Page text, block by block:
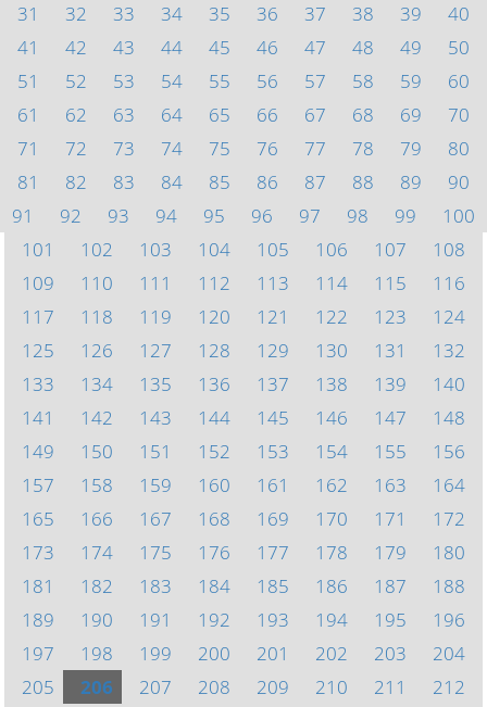
31
32 33 34 35 36 37 38 39
40
41
42 43 44 45 46 47 48 49
50
51
52 53 54 55 56 57 58 59
60
61
62 63 64 65 66 67 68 69
70
71
72 73 74 75 76 77 78 79
80
81
82 83 84 85 86 87 88 89
90
91
92 93 94 95 96 97 98 99
100
101
102 103 104 105 106 107
108
109
110 111 112 113 114 115
116
117
118 119 120 121 122 123
124
125
126 127 128 129 130 131
132
133
134 135 136 137 138 139
140
141
142 143 144 145 146 147
148
149
150 151 152 153 154 155
156
157
158 159 160 161 162 163
164
165
166 167 168 169 170 171
172
173
174 175 176 177 178 179
180
181
182 183 184 185 186 187
188
189
190 191 192 193 194 195
196
197
198 199 200 201 202 203
204
205
206 207 208 209 210 211
212